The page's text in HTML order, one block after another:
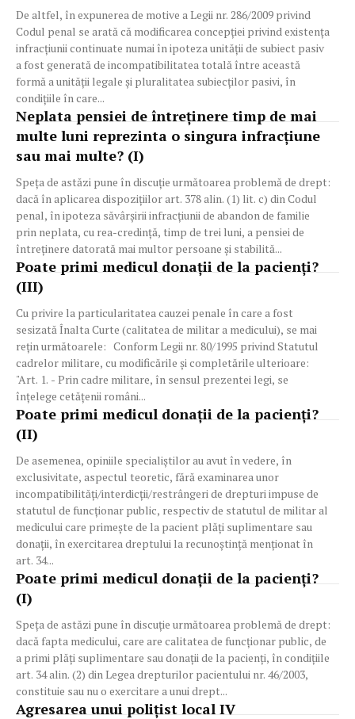
De altfel, în expunerea de motive a Legii nr. 286/2009 privind
Codul penal se arată că modificarea concepţiei privind existenţa
infracţiunii continuate numai în ipoteza unităţii de subiect pasiv
a fost generată de incompatibilitatea totală între această
formă a unităţii legale şi pluralitatea subiecţilor pasivi, în
condiţiile în care...
Neplata pensiei de întreținere timp de mai
multe luni reprezinta o singura infracțiune
sau mai multe? (I)
Speța de astăzi pune în discuție următoarea problemă de drept:
dacă în aplicarea dispoziţiilor art. 378 alin. (1) lit. c) din Codul
penal, în ipoteza săvârşirii infracţiunii de abandon de familie
prin neplata, cu rea-credinţă, timp de trei luni, a pensiei de
întreţinere datorată mai multor persoane şi stabilită...
Poate primi medicul donații de la pacienți?
(III)
Cu privire la particularitatea cauzei penale în care a fost
sesizată Înalta Curte (calitatea de militar a medicului), se mai
reţin următoarele: Conform Legii nr. 80/1995 privind Statutul
cadrelor militare, cu modificările şi completările ulterioare:
"Art. 1. - Prin cadre militare, în sensul prezentei legi, se
înţelege cetăţenii români...
Poate primi medicul donații de la pacienți?
(II)
De asemenea, opiniile specialiştilor au avut în vedere, în
exclusivitate, aspectul teoretic, fără examinarea unor
incompatibilităţi/interdicţii/restrângeri de drepturi impuse de
statutul de funcţionar public, respectiv de statutul de militar al
medicului care primeşte de la pacient plăţi suplimentare sau
donaţii, în exercitarea dreptului la recunoştinţă menţionat în
art. 34...
Poate primi medicul donații de la pacienți?
(I)
Speța de astăzi pune în discuție următoarea problemă de drept:
dacă fapta medicului, care are calitatea de funcţionar public, de
a primi plăţi suplimentare sau donaţii de la pacienţi, în condiţiile
art. 34 alin. (2) din Legea drepturilor pacientului nr. 46/2003,
constituie sau nu o exercitare a unui drept...
Agresarea unui polițist local IV